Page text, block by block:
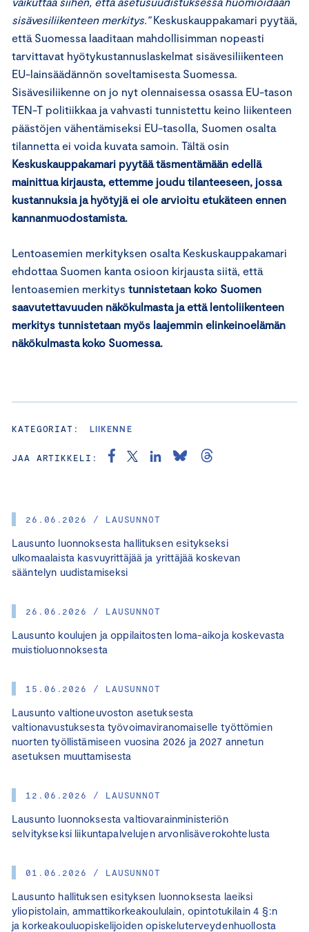
26.06.2026 / LAUSUNNOT
Lausunto luonnoksesta hallituksen esitykseksi
ulkomaalaista kasvuyrittäjää ja yrittäjää koskevan
sääntelyn uudistamiseksi
26.06.2026 / LAUSUNNOT
Lausunto koulujen ja oppilaitosten loma-aikoja koskevasta
muistioluonnoksesta
15.06.2026 / LAUSUNNOT
Lausunto valtioneuvoston asetuksesta
valtionavustuksesta työvoimaviranomaiselle työttömien
nuorten työllistämiseen vuosina 2026 ja 2027 annetun
asetuksen muuttamisesta
12.06.2026 / LAUSUNNOT
Lausunto luonnoksesta valtiovarainministeriön
selvitykseksi liikuntapalvelujen arvonlisäverokohtelusta
01.06.2026 / LAUSUNNOT
Lausunto hallituksen esityksen luonnoksesta laeiksi
yliopistolain, ammattikorkeakoululain, opintotukilain 4 §:n
ja korkeakouluopiskelijoiden opiskeluterveydenhuollosta
sisävesiliikenteen merkitys.”Keskuskauppakamari pyytää,
että Suomessa laaditaan mahdollisimman nopeasti
tarvittavat hyötykustannuslaskelmat sisävesiliikenteen
EU-lainsäädännön soveltamisesta Suomessa.
Sisävesiliikenne on jo nyt olennaisessa osassa EU-tason
TEN-T politiikkaa ja vahvasti tunnistettu keino liikenteen
päästöjen vähentämiseksi EU-tasolla, Suomen osalta
tilannetta ei voida kuvata samoin. Tältä osin
Keskuskauppakamari pyytää täsmentämään edellä
mainittua kirjausta, ettemme joudu tilanteeseen, jossa
kustannuksia ja hyötyjä ei ole arvioitu etukäteen ennen
kannanmuodostamista.
Lentoasemien merkityksen osalta Keskuskauppakamari
ehdottaa Suomen kanta osioon kirjausta siitä, että
lentoasemien merkitys tunnistetaan koko Suomen
saavutettavuuden näkökulmasta ja että lentoliikenteen
merkitys tunnistetaan myös laajemmin elinkeinoelämän
näkökulmasta koko Suomessa.
KATEGORIAT: LIIKENNE
JAA ARTIKKELI: